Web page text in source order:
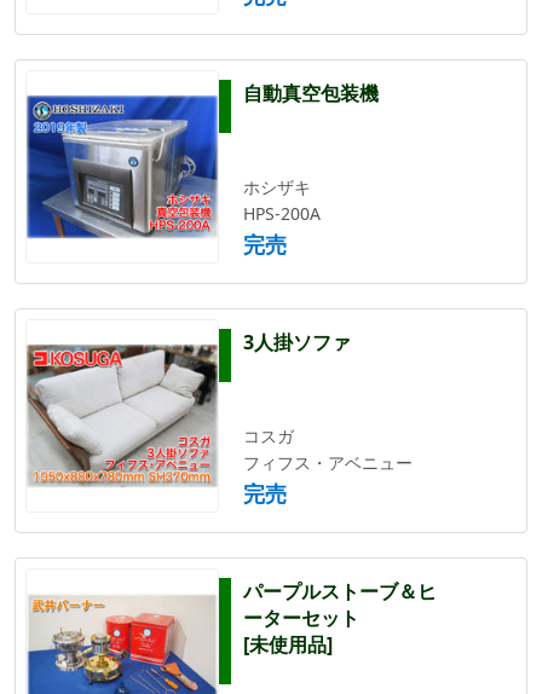
自動真空包装機
ホシザキ
HPS-200A
完売
3人掛ソファ
コスガ
フィフス・アベニュー
完売
パープルストーブ＆ヒ
ーターセット
[未使用品]